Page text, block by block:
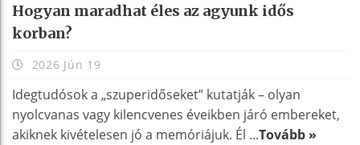
Hogyan maradhat éles az agyunk idős
korban?
2026 Jún 19
Idegtudósok a „szuperidőseket” kutatják – olyan
nyolcvanas vagy kilencvenes éveikben járó embereket,
akiknek kivételesen jó a memóriájuk. Él ...Tovább »